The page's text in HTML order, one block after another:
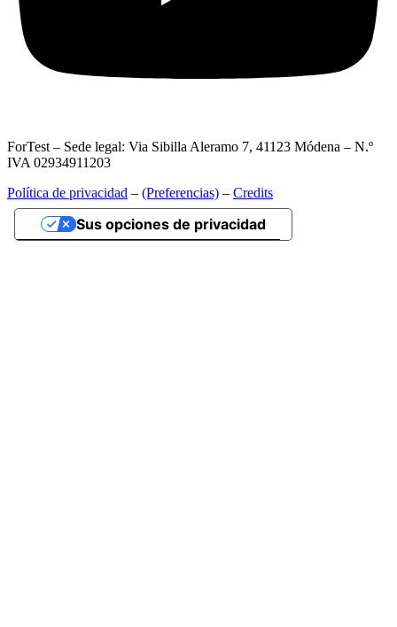
ForTest – Sede legal: Via Sibilla Aleramo 7, 41123 Módena – N.º
IVA 02934911203
Política de privacidad – (Preferencias) – Credits
Sus opciones de privacidad